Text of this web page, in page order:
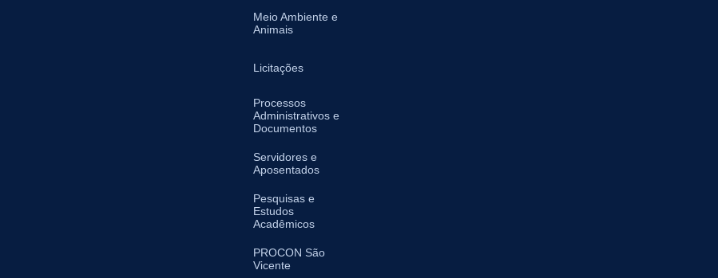
Meio Ambiente e
Animais
Licitações
Processos
Administrativos e
Documentos
Servidores e
Aposentados
Pesquisas e
Estudos
Acadêmicos
PROCON São
Vicente